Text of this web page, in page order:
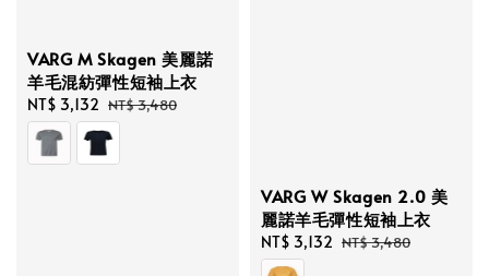
VARG M Skagen 美麗諾
羊毛混紡彈性短袖上衣
Sale
price
NT$ 3,132 Regular
price
NT$ 3,480
VARG W Skagen 2.0 美
麗諾羊毛彈性短袖上衣
Sale
price
NT$ 3,132 Regular
NT$ 3,480